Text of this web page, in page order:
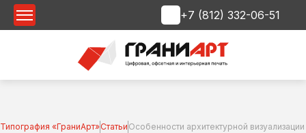
Срочная печать
+7 (812) 332-06-51
Типография «ГраниАрт» Статьи Особенности архитектурной визуализации